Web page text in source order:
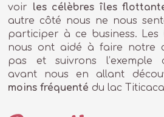
voir les célèbres îles
autre côté nous ne nous
participer à ce business. Les
nous ont aidé à faire notre
pas et suivrons l’exemple
avant nous en allant
moins fréquenté du lac